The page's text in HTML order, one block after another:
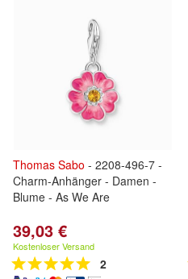
Thomas Sabo - 2208-496-7 -
Charm-Anhänger - Damen -
Blume - As We Are
39,03 €
Kostenloser Versand
2